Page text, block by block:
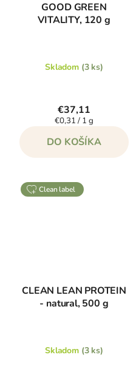
GOOD GREEN
VITALITY, 120 g
Skladom (3 ks)
€37,11
Jednotková
€0,31 / 1 g
DO KOŠÍKA
clean label
CLEAN LEAN PROTEIN
- natural, 500 g
Skladom (3 ks)